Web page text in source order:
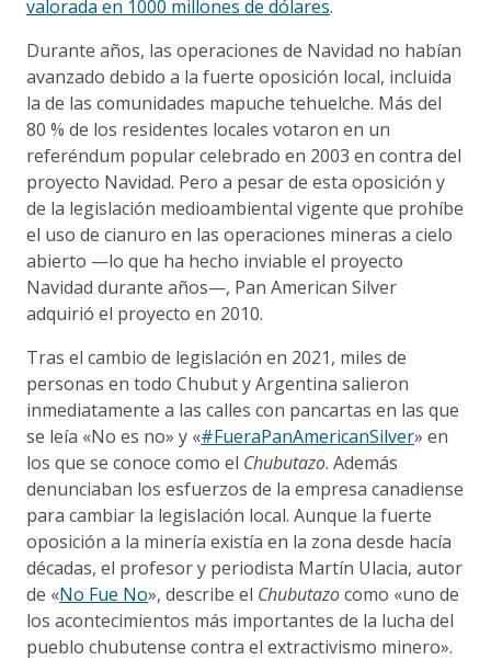
valorada en 1000 millones de dólares.
Durante años, las operaciones de Navidad no habían
avanzado debido a la fuerte oposición local, incluida
la de las comunidades mapuche tehuelche. Más del
80 % de los residentes locales votaron en un
referéndum popular celebrado en 2003 en contra del
proyecto Navidad. Pero a pesar de esta oposición y
de la legislación medioambiental vigente que prohíbe
el uso de cianuro en las operaciones mineras a cielo
abierto —lo que ha hecho inviable el proyecto
Navidad durante años—, Pan American Silver
adquirió el proyecto en 2010.
Tras el cambio de legislación en 2021, miles de
personas en todo Chubut y Argentina salieron
inmediatamente a las calles con pancartas en las que
se leía «No es no» y «#FueraPanAmericanSilver» en
los que se conoce como el Chubutazo. Además
denunciaban los esfuerzos de la empresa canadiense
para cambiar la legislación local. Aunque la fuerte
oposición a la minería existía en la zona desde hacía
décadas, el profesor y periodista Martín Ulacia, autor
de «No Fue No», describe el Chubutazocomo «uno de
los acontecimientos más importantes de la lucha del
pueblo chubutense contra el extractivismo minero».